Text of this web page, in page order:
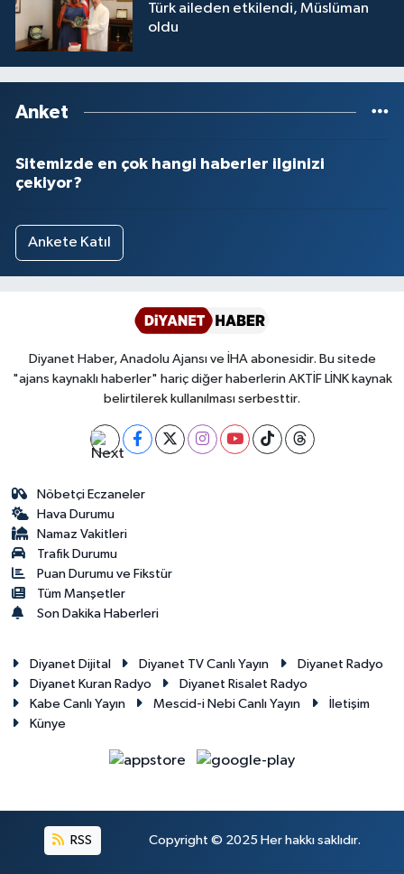
Türk aileden etkilendi, Müslüman
oldu
Anket
Sitemizde en çok hangi haberler ilginizi
çekiyor?
Ankete Katıl
Diyanet Haber, Anadolu Ajansı ve İHA abonesidir. Bu sitede
"ajans kaynaklı haberler" hariç diğer haberlerin AKTİF LİNK kaynak
belirtilerek kullanılması serbesttir.
Nöbetçi Eczaneler
Hava Durumu
Namaz Vakitleri
Trafik Durumu
Puan Durumu ve Fikstür
Tüm Manşetler
Son Dakika Haberleri
Diyanet Dijital Diyanet TV Canlı Yayın
Diyanet Radyo
Diyanet Kuran Radyo
Diyanet Risalet Radyo
Kabe Canlı Yayın
Mescid-i Nebi Canlı Yayın
İletişim
Künye
RSS Copyright © 2025 Her hakkı saklıdır.